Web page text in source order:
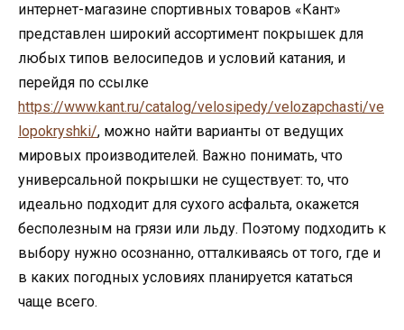
интернет-магазине спортивных товаров «Кант»
представлен широкий ассортимент покрышек для
любых типов велосипедов и условий катания, и
перейдя по ссылке
https://www.kant.ru/catalog/velosipedy/velozapchasti/ve
lopokryshki/, можно найти варианты от ведущих
мировых производителей. Важно понимать, что
универсальной покрышки не существует: то, что
идеально подходит для сухого асфальта, окажется
бесполезным на грязи или льду. Поэтому подходить к
выбору нужно осознанно, отталкиваясь от того, где и
в каких погодных условиях планируется кататься
чаще всего.